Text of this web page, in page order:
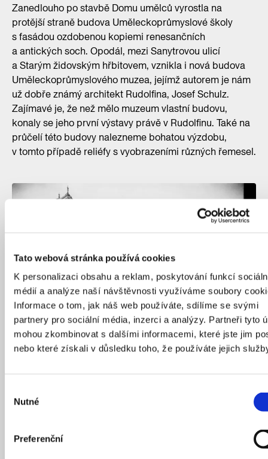
Tato webová stránka používá cookies
K personalizaci obsahu a reklam, poskytování funkcí
médií a analýze naší návštěvnosti využíváme soubory
Informace o tom, jak náš web používáte, sdílíme se svými
partnery pro sociální média, inzerci a analýzy. Partneři tyto
mohou zkombinovat s dalšími informacemi, které jste jim
nebo které získali v důsledku toho, že používáte jejich
souhlasu
Nutné
Preferenční
Zanedlouho po stavbě Domu umělců vyrostla na
protější straně budova Uměleckoprůmyslové školy
s fasádou ozdobenou kopiemi renesančních
a antických soch. Opodál, mezi Sanytrovou ulicí
a Starým židovským hřbitovem, vznikla i nová budova
Uměleckoprůmyslového muzea, jejímž autorem je nám
už dobře známý architekt Rudolfina, Josef Schulz.
Zajímavé je, že než mělo muzeum vlastní budovu,
konaly se jeho první výstavy právě v Rudolfinu. Také na
průčelí této budovy nalezneme bohatou výzdobu,
v tomto případě reliéfy s vyobrazeními různých řemesel.
Centrum vzdělanosti
K přeměně Rejdiště zbýval poslední krok. Východní